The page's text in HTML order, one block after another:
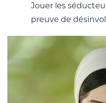
Jouer les
preuve de